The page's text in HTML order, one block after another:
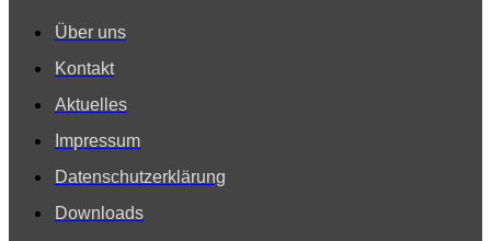
Über uns
Kontakt
Aktuelles
Impressum
Datenschutzerklärung
Downloads